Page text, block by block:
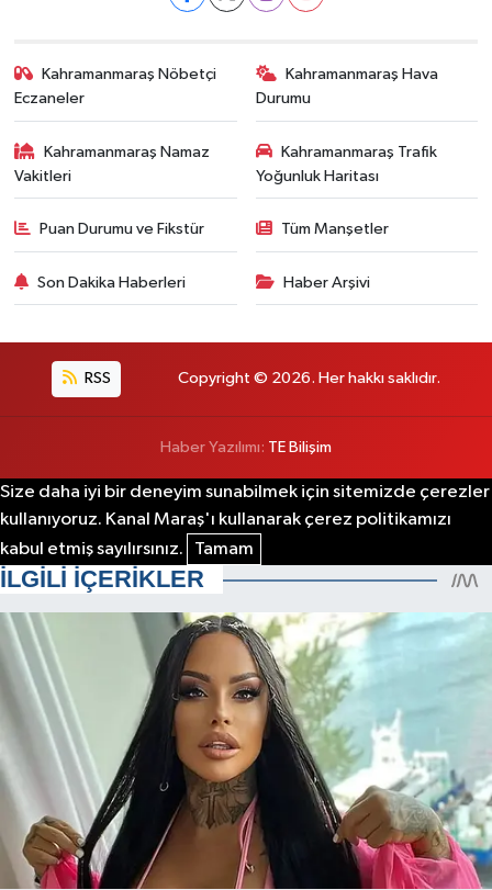
Kahramanmaraş Nöbetçi
Eczaneler
Kahramanmaraş Hava
Durumu
Kahramanmaraş Namaz
Vakitleri
Kahramanmaraş Trafik
Yoğunluk Haritası
Puan Durumu ve Fikstür Tüm Manşetler
Son Dakika Haberleri Haber Arşivi
RSS Copyright © 2026. Her hakkı saklıdır.
Haber Yazılımı: TE Bilişim
Size daha iyi bir deneyim sunabilmek için sitemizde çerezler
kullanıyoruz. Kanal Maraş'ı kullanarak çerez politikamızı
kabul etmiş sayılırsınız.
Tamam